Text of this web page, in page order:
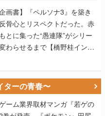
画書】『ペルソナ3』を築き
骨心とリスペクトだった。赤
とに集った“愚連隊”がシリー
わらせるまで【橋野桂インタ
ターの青春〜
ーム業界取材マンガ『若ゲの